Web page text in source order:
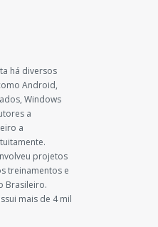
há diversos
Android,
Windows
a
a
projetos
treinamentos e
Brasileiro.
mais de 4 mil